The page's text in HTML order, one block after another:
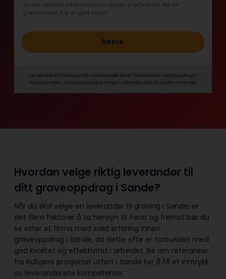
Jo mer relevant informasjon du oppgir, jo lettere blir det for
gravefirmaet å gi et godt tilbud.
Neste
Din kontaktinformasjon blir utelukkende brukt i forbindelse med oppdrags­
forespørselen. Dine person­­opplysninger utleveres ikke til uvedkommende.
Hvordan velge riktig leverandør til
ditt graveoppdrag i Sande?
Når du skal velge en leverandør til graving i Sande, er
det flere faktorer å ta hensyn til. Først og fremst bør du
se etter et firma med solid erfaring innen
graveoppdrag i Sande, da dette ofte er forbundet med
god kvalitet og effektivitet i arbeidet. Be om referanser
fra tidligere prosjekter utført i Sande for å få et inntrykk
av leverandørens kompetanse.